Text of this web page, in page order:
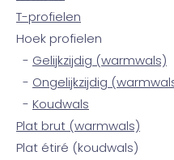
T-profielen
Hoek profielen
- Gelijkzijdig (warmwals)
- Ongelijkzijdig
- Koudwals
Plat brut (warmwals)
Plat étiré (koudwals)